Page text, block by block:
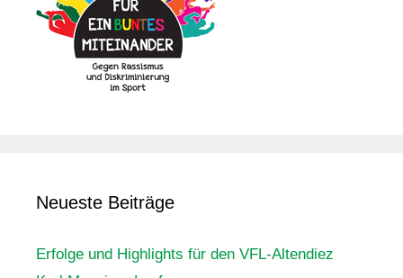
Neueste Beiträge
Erfolge und Highlights für den VFL-Altendiez